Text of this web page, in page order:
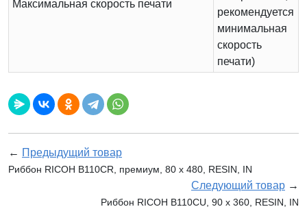
Максимальная скорость печати
рекомендуется
минимальная
скорость
печати)
← Предыдущий товар
Риббон RICOH B110CR, премиум, 80 х 480, RESIN, IN
Следующий товар →
Риббон RICOH B110CU, 90 x 360, RESIN, IN